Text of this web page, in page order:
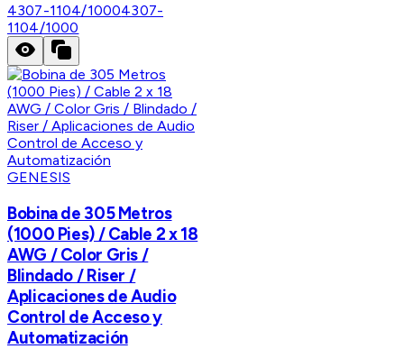
4307-1104/10004307-
1104/1000
GENESIS
Bobina de 305 Metros
(1000 Pies) / Cable 2 x 18
AWG / Color Gris /
Blindado / Riser /
Aplicaciones de Audio
Control de Acceso y
Automatización